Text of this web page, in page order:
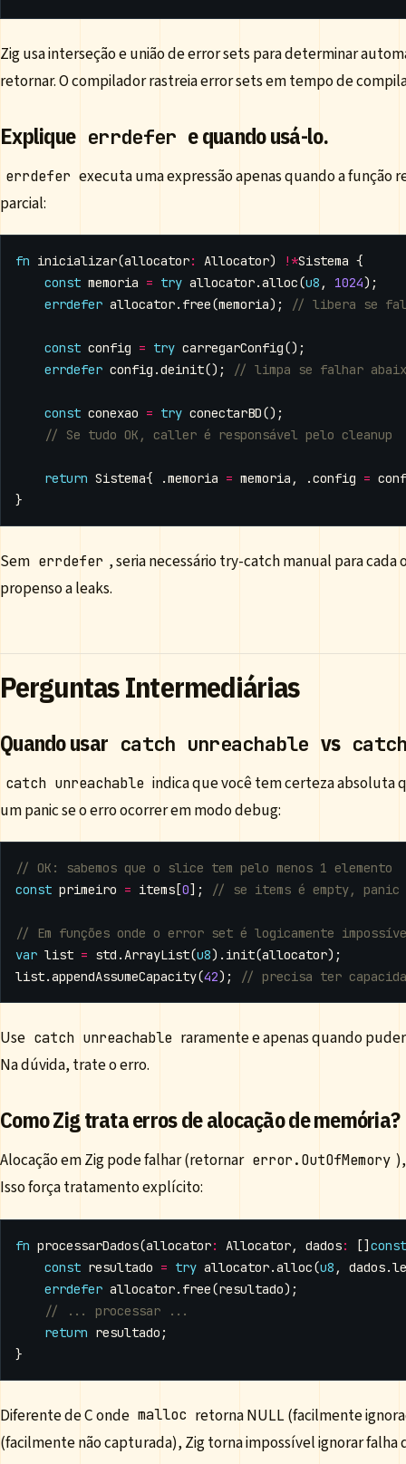
Zig usa interseção e união de error sets para determinar
retornar. O compilador rastreia error sets em tempo de
Explique errdefer e quando usá-lo.
errdefer executa uma expressão apenas quando a função
parcial:
fn inicializar(allocator: Allocator) !*Sistema {
const memoria = try allocator.alloc(u8 , 1024);
errdefer allocator. free(memoria);
const config = try carregarConfig();
errdefer config .deinit();
const conexao = try conectarBD();
return Sistema{ .memoria = memoria , .config =
}
Sem errdefer , seria necessário try-catch manual para
propenso a leaks.
Perguntas Intermediárias
Quando usar catch unreachable vs
catch unreachable indica que você tem certeza absoluta
um panic se o erro ocorrer em modo debug:
const primeiro = items [0];
var list = std .ArrayList(u8). init(allocator);
list.appendAssumeCapacity(42);
Use catch unreachable raramente e apenas quando
Na dúvida, trate o erro.
Como Zig trata erros de alocação de memória?
Alocação em Zig pode falhar (retornar error.OutOfMemory
Isso força tratamento explícito:
fn processarDados(allocator: Allocator, dados: [] const
const resultado = try allocator.alloc(u8 , dados.
errdefer allocator. free(resultado);
return resultado ;
}
Diferente de C onde malloc retorna NULL (facilmente
(facilmente não capturada), Zig torna impossível ignorar falha